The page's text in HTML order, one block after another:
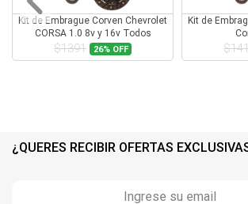
Kit de Embrague Corven Chevrolet
CORSA 1.0 8v y 16v Todos
$1391 26% OFF
Kit de
¿QUERES RECIBIR OFERTAS